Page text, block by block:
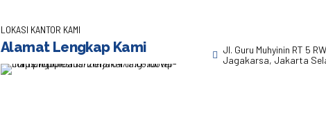
LOKASI KANTOR KAMI
Alamat Lengkap Kami
Jl. Guru Muhyinin RT 5
Jagakarsa, Jakarta